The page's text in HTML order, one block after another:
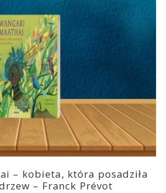
– kobieta, która posadziła
– Franck Prévot